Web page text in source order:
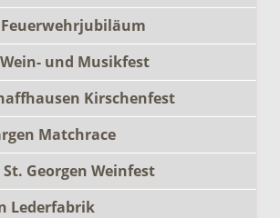
und Musikfest
Kirschenfest
Matchrace
Georgen Weinfest
Lederfabrik